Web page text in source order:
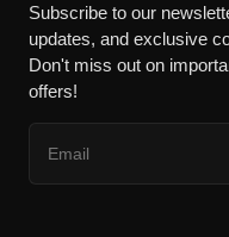
Subscribe to our
updates, and exclusive
Don't miss out on
offers!